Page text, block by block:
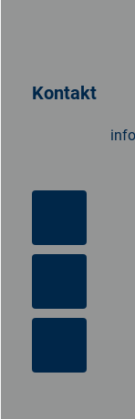
Kontakt